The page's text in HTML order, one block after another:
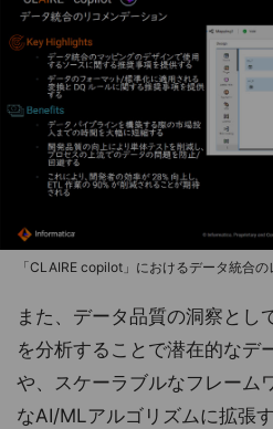
「CLAIRE copilot」におけるデータ統合
また、データ品質の洞察とし
を分析することで潜在的なデ
や、スケーラブルなフレーム
なAI/MLアルゴリズムに拡張